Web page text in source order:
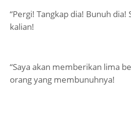
“Pergi! Tangkap dia! Bunuh dia!
kalian!
“Saya akan memberikan lima
orang yang membunuhnya!